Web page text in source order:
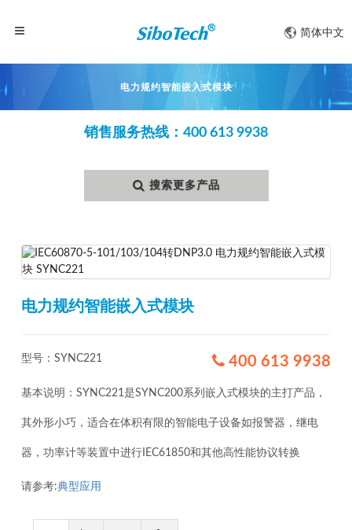
简体中文
电力规约智能嵌入式模块
销售服务热线：400 613 9938
搜索更多产品
电力规约智能嵌入式模块
型号：SYNC221 400 613 9938
基本说明：SYNC221是SYNC200系列嵌入式模块的主打产品，
其外形小巧，适合在体积有限的智能电子设备如报警器，继电
器，功率计等装置中进行IEC61850和其他高性能协议转换
请参考:典型应用